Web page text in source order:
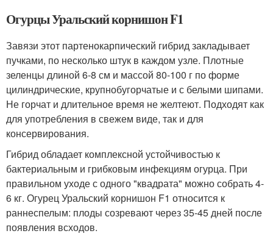
Огурцы Уральский корнишон F1
Завязи этот партенокарпический гибрид закладывает
пучками, по несколько штук в каждом узле. Плотные
зеленцы длиной 6-8 см и массой 80-100 г по форме
цилиндрические, крупнобугорчатые и с белыми шипами.
Не горчат и длительное время не желтеют. Подходят как
для употребления в свежем виде, так и для
консервирования.
Гибрид обладает комплексной устойчивостью к
бактериальным и грибковым инфекциям огурца. При
правильном уходе с одного "квадрата" можно собрать 4-
6 кг. Огурец Уральский корнишон F1 относится к
раннеспелым: плоды созревают через 35-45 дней после
появления всходов.